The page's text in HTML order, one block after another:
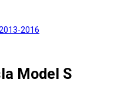
2016
Model S